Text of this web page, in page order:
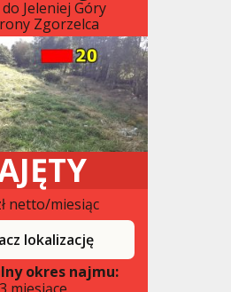
Jeleniej Góry
Zgorzelca
netto/miesiąc
lokalizację
okres najmu: